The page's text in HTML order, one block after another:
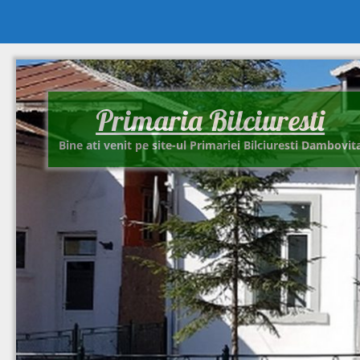
Primaria Bilciuresti
Bine ati venit pe site-ul Primariei Bilciuresti